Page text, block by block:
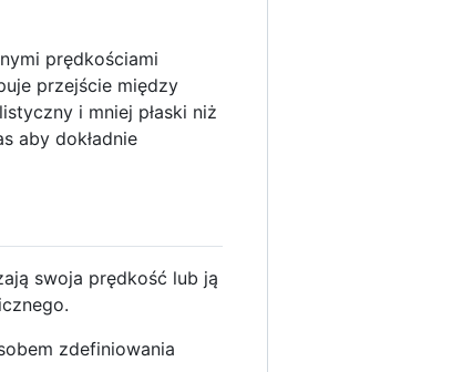
prędkościami
przejście między
i mniej płaski niż
aby dokładnie
swoja prędkość lub ją
zdefiniowania